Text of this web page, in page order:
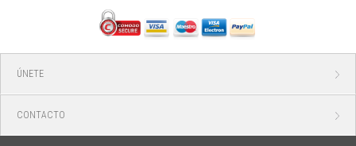
ÚNETE
CONTACTO